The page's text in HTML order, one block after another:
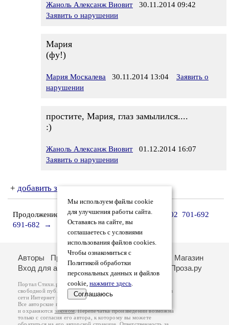
Жаноль Алексанж Виовит 30.11.2014 09:42
Заявить о нарушении
Мария
(фу!)
Мария Москалева 30.11.2014 13:04
Заявить о
нарушении
простите, Мария, глаз замылился....
:)
Жаноль Алексанж Виовит 01.12.2014 16:07
Заявить о нарушении
+ добавить замечания
Продолжение списка рецензий:721-712 711-702
701-692
691-682
→
Мы используем файлы cookie
для улучшения работы сайта.
Оставаясь на сайте, вы
соглашаетесь с условиями
использования файлов cookies.
Чтобы ознакомиться с
Политикой обработки
персональных данных и файлов
cookie, нажмите здесь.
Соглашаюсь
Авторы Произведения Рецензии
Магазин
Вход для авторов
О портале Проза.ру
Портал Стихи.ру предоставляет авторам возможность
свободной публикации своих литературных произведений в
сети Интернет на основаниипользовательского договора
Все авторские права на произведения принадлежат авторам
и охраняются законом. Перепечатка произведений возможна
только с согласия его автора, к которому вы можете